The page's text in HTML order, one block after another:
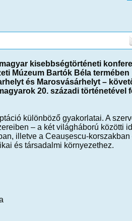
kisebbségtörténeti
Múzeum Bartók Béla termében
és Marosvásárhelyt –
20. századi történetével
különböző gyakorlatai. A
– a két világháború közötti
illetve a Ceaușescu-korszakban
és társadalmi környezethez.